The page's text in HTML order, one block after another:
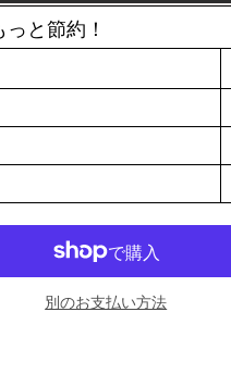
と節約！
別のお支払い方法